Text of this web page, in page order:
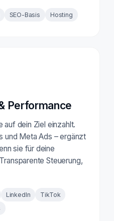
SEO-Basis Hosting
Performance
auf dein Ziel einzahlt.
und Meta Ads – ergänzt
sie für deine
Steuerung,
LinkedIn
TikTok